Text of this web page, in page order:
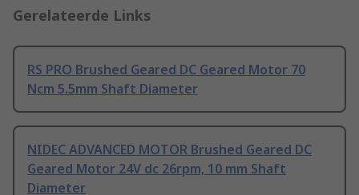
Gerelateerde Links
RS PRO Brushed Geared DC Geared Motor 70
Ncm 5.5mm Shaft Diameter
NIDEC ADVANCED MOTOR Brushed Geared DC
Geared Motor 24V dc 26rpm, 10 mm Shaft
Diameter